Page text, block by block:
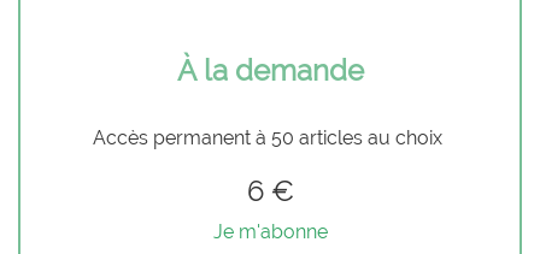
À la demande
Accès permanent à 50 articles au choix
6 €
Je m'abonne